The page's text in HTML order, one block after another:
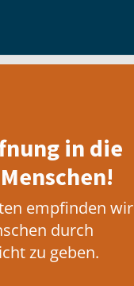
in die
empfinden wir
durch
zu geben.